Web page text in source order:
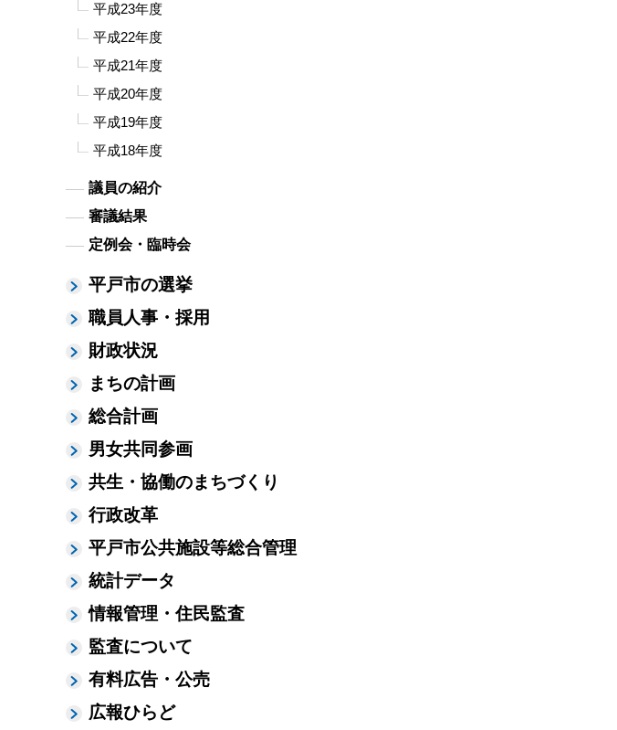
平成23年度
平成22年度
平成21年度
平成20年度
平成19年度
平成18年度
議員の紹介
審議結果
定例会・臨時会
平戸市の選挙
職員人事・採用
財政状況
まちの計画
総合計画
男女共同参画
共生・協働のまちづくり
行政改革
平戸市公共施設等総合管理
統計データ
情報管理・住民監査
監査について
有料広告・公売
広報ひらど